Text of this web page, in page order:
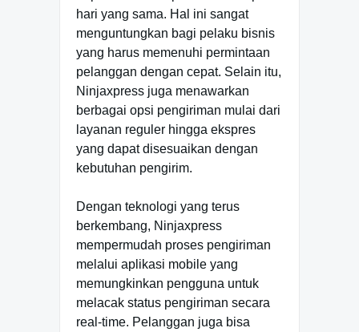
hari yang sama. Hal ini sangat
menguntungkan bagi pelaku bisnis
yang harus memenuhi permintaan
pelanggan dengan cepat. Selain itu,
Ninjaxpress juga menawarkan
berbagai opsi pengiriman mulai dari
layanan reguler hingga ekspres
yang dapat disesuaikan dengan
kebutuhan pengirim.
Dengan teknologi yang terus
berkembang, Ninjaxpress
mempermudah proses pengiriman
melalui aplikasi mobile yang
memungkinkan pengguna untuk
melacak status pengiriman secara
real-time. Pelanggan juga bisa